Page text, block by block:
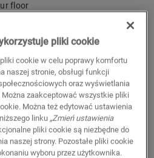
floor
WYSZUKAJ
pliki cookie
cookie w celu poprawy komfortu
naszej stronie, obsługi funkcji
oraz wyświetlania
zaakceptować wszystkie pliki
Można też edytować ustawienia
linku „Zmień ustawienia
pliki cookie są niezbędne do
naszej strony. Pozostałe pliki cookie
wyboru przez użytkownika.